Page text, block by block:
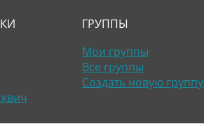
ГРУППЫ
Мои группы
Все группы
Создать новую группу